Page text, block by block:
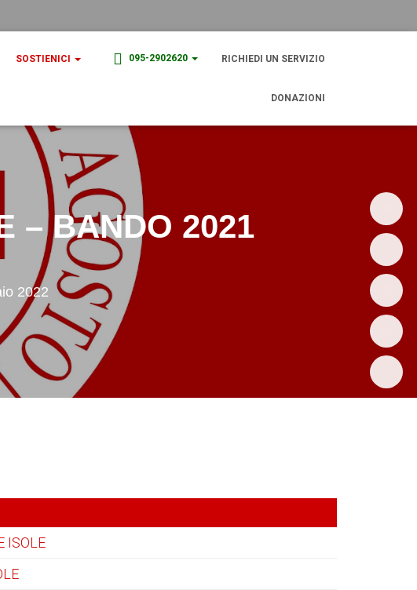
SOSTIENICI 095-2902620 RICHIEDI UN SERVIZIO
DONAZIONI
– BANDO 2021
2022
ISOLE